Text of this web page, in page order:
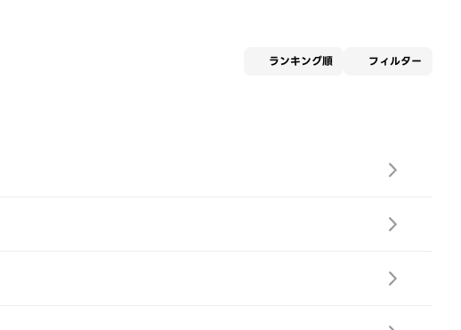
ランキング順 フィルター